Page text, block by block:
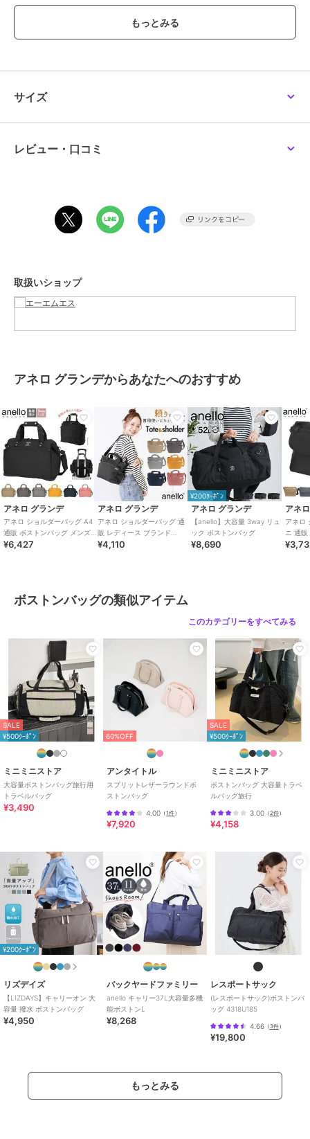
た2WAY仕様。驚くほど軽くて、撥水加工もされているので雨の日で
も安心。旅行で使うのはもちろん、アウトドアシーンやジムバッグ、
ヨガバッグ、マザーズバッグにも◎幅広いシーンで活躍してくれるア
すっきりシンプルなデザインの大容量ボストンバッグ。フロントに施
されたブランドロゴが程よいアクセントに。
に使えてお手入れも楽ちん。
メインスペース内側には、細かいアイテムの収納に便利なオープンポ
ケット×2、ペンポケット×1、視認性の良いファスナー付きのメッシュ
に出し入れが可能◎
■Point 06■
■Point 08■
ーに取り付けできる”キャリーオンバッグ”仕様！移動の際の負担を軽
減。安定した持ち運びができます。
■Point 09■
両サイドには、折り畳み傘やボトル類を収納できるオープンポケット
■Point 10■
バッグの前面側・背面側、底面にはクッション材入り。中の荷物を衝
撃から保護してくれるのも嬉しいポイント。
■Point 11■
取り外し可能なショルダーストラップが付属。荷物が重い時でも、肩
がけ・斜めがけで持てる2WAY仕様。
■Point 13■
カラー毎に異なる配色のファスナー引手がデザインポイント。引きや
■使用感■
たっぷり大容量サイズながら、大き過ぎないサイズ感で持ち歩きやす
いクラブバッグです。コーディネートに馴染みやすいシンプルデザイ
ンなので、旅行はもちろん、部活やジムやヨガなど様々なシーンで使
えます。撥水機能があるので、アウトドアなどアクティブなシーンに
も◎ポケットが充実しているので、収納力も抜群です。母の日のプレ
ゼントやギフトにもおすすめです！マザーズバッグやママバッグに
■スペック■
閉じ口：ファスナー/
外ポケット：ファスナーポケット×2, オープンポケット×2/
内ポケット（メインスペース）：オープンポケット×2, ペンポケット
内ポケット（フロントポケット）：メッシュポケット×2/
■寸法■
横幅：約48.0cm/
高さ：約35.0cm/
マチ：約20.0cm/
ショルダーストラップ：~約130.0cm（最長）/
ハンドル：約50.0cm/
ポリエステル（撥水加工）/
■重量/ 容量■
中国製/
■ブランド説明■
サイズ
レビュー・口コミ
取扱いショップ
アネロ グランデからあなたへのおすすめ
アネロ グランデ
アネロ ショルダーバッグ A4
通販 ボストンバッグ メンズ
レディース 通勤 通学 ブラン
¥6,427
アネロ グランデ
アネロ ショルダーバッグ 通
販 レディース ブランド
anello GRANDE おしゃれ 斜
¥4,110
¥200ｸｰﾎﾟﾝ
アネロ グランデ
【anello】大容量 3way リュ
ック ボストンバッグ
¥8,690
アネ
アネロ
ニ 通
さめ 軽
ボストンバッグの類似アイテム
このカテゴリーをすべてみる
SALE
¥500ｸｰﾎﾟﾝ
ミニミニストア
大容量ボストンバッグ旅行用
トラベルバッグ
¥3,490
60%OFF
アンタイトル
スプリットレザーラウンドボ
ストンバッグ
4.00 （1件）
¥7,920
SALE
¥500ｸｰﾎﾟﾝ
ミニミニストア
ボストンバッグ 大容量トラベ
ルバッグ旅行
3.00（2件）
¥4,158
¥200ｸｰﾎﾟﾝ
リズデイズ
【LIZDAYS】キャリーオン 大
容量 撥水 ボストンバッグ
¥4,950
バックヤードファミリー
anello キャリー37L大容量多機
能ボストンL
¥8,268
レスポートサック
(レスポートサック)ボストンバ
ッグ 4318U185
4.66（3件）
¥19,800
もっとみる